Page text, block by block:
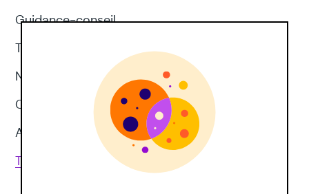
Guidance-conseil
Thérapie d'acceptation et d'engagement
Neuropsychologie
CNV
Approches corporelles
Toutes les techniques